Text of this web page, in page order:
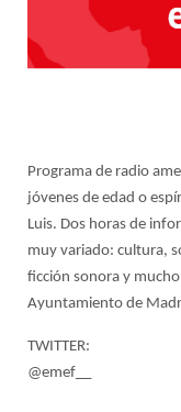
Programa de radio
jóvenes de edad o
Luis. Dos horas de
muy variado: cultura,
ficción sonora y
Ayuntamiento de
TWITTER:
@emef__